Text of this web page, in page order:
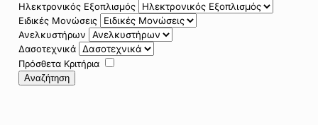
Ηλεκτρονικός Εξοπλισμός
Ειδικές Μονώσεις
Ανελκυστήρων
Δασοτεχνικά
Πρόσθετα Κριτήρια
Αναζήτηση